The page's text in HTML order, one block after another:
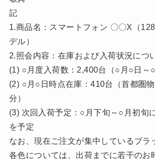
記
1.商品名：スマートフォン 〇〇X（
デル）
2.照会内容：在庫および入荷状況につ
(1) ○月度入荷数：2,400台（○月○日～○
(2) ○月○日時点在庫：410台（首都圏
分）
(3) 次回入荷予定：○月下旬～○月初旬
を予定
なお、現在ご注文が集中しているブラ
各色については、出荷までに若干のお